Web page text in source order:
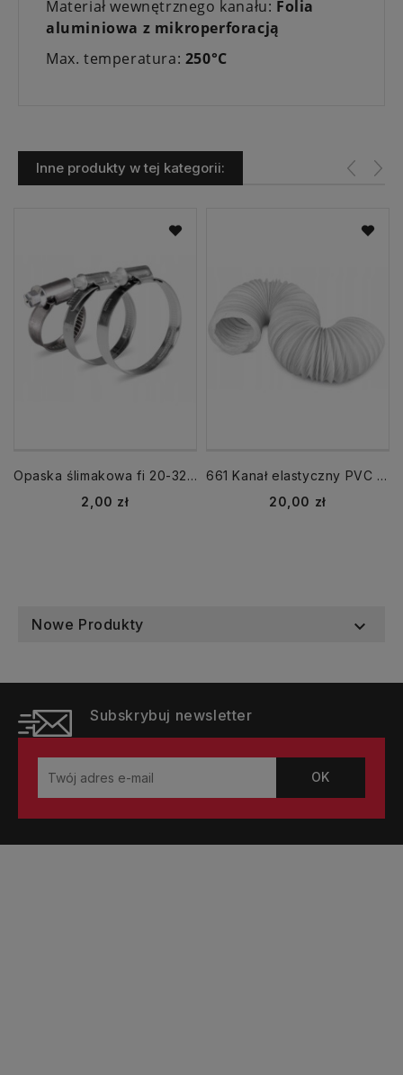
Materiał wewnętrznego kanału: Folia
aluminiowa z mikroperforacją
Max. temperatura: 250°C
Inne produkty w tej kategorii:
Opaska ślimakowa fi 20-32 mm skręcana
Cena
2,00 zł
661 Kanał elastyczny PVC fi 150 mm długość 1m Vents
Cena
20,00 zł
Nowe Produkty 
Subskrybuj newsletter